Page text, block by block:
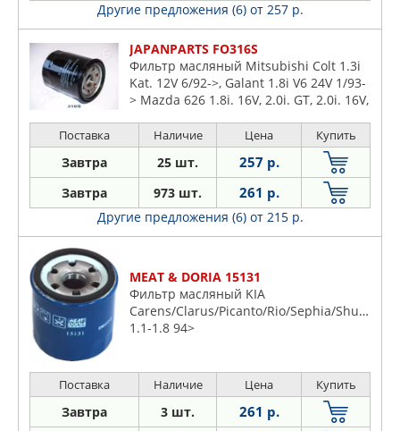
Другие предложения (6) от 257 р.
JAPANPARTS FO316S
Фильтр масляный Mitsubishi Colt 1.3i
Kat. 12V 6/92->, Galant 1.8i V6 24V 1/93-
> Mazda 626 1.8i. 16V, 2.0i. GT, 2.0i. 16V,
Поставка Наличие Цена Купить
Завтра 25 шт. 257 р.
Завтра 973 шт. 261 р.
Другие предложения (6) от 215 р.
MEAT & DORIA 15131
Фильтр масляный KIA
Carens/Clarus/Picanto/Rio/Sephia/Shuma
1.1-1.8 94>
Поставка Наличие Цена Купить
Завтра 3 шт. 261 р.